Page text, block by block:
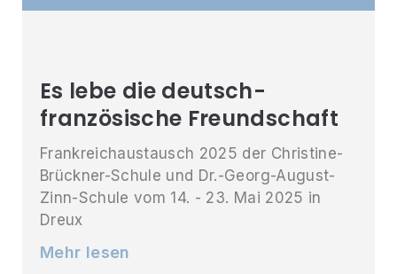
Es lebe die deutsch-
französische Freundschaft
Frankreichaustausch 2025 der Christine-
Brückner-Schule und Dr.-Georg-August-
Zinn-Schule vom 14. - 23. Mai 2025 in
Dreux
Mehr lesen